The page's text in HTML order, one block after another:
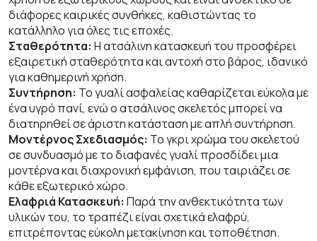
διάφορες καιρικές συνθήκες, καθιστώντας το
κατάλληλο για όλες τις εποχές.
Σταθερότητα: Η ατσάλινη κατασκευή του προσφέρει
εξαιρετική σταθερότητα και αντοχή στο βάρος, ιδανικό
για καθημερινή χρήση.
Συντήρηση: Το γυαλί ασφαλείας καθαρίζεται εύκολα με
ένα υγρό πανί, ενώ ο ατσάλινος σκελετός μπορεί να
διατηρηθεί σε άριστη κατάσταση με απλή συντήρηση.
Μοντέρνος Σχεδιασμός: Το γκρι χρώμα του σκελετού
σε συνδυασμό με το διαφανές γυαλί προσδίδει μια
μοντέρνα και διαχρονική εμφάνιση, που ταιριάζει σε
κάθε εξωτερικό χώρο.
Ελαφριά Κατασκευή: Παρά την ανθεκτικότητα των
υλικών του, το τραπέζι είναι σχετικά ελαφρύ,
επιτρέποντας εύκολη μετακίνηση και τοποθέτηση.